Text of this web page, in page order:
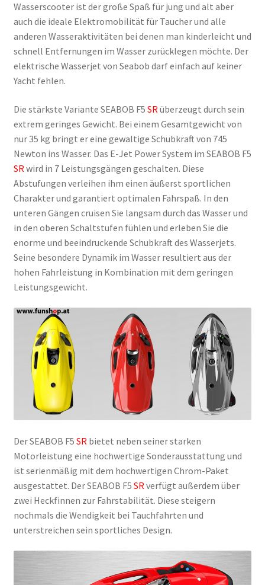
Wasserscooter ist der große Spaß für jung und alt aber
auch die ideale Elektromobilität für Taucher und alle
anderen Wasseraktivitäten bei denen man kinderleicht und
schnell Entfernungen im Wasser zurücklegen möchte. Der
elektrische Wasserjet von Seabob darf einfach auf keiner
Yacht fehlen.
Die stärkste Variante SEABOB F5 SR überzeugt durch sein
extrem geringes Gewicht. Bei einem Gesamtgewicht von
nur 35 kg bringt er eine gewaltige Schubkraft von 745
Newton ins Wasser. Das E-Jet Power System im SEABOB F5
SR wird in 7 Leistungsgängen geschalten. Diese
Abstufungen verleihen ihm einen äußerst sportlichen
Charakter und garantiert optimalen Fahrspaß. In den
unteren Gängen cruisen Sie langsam durch das Wasser und
in den oberen Schaltstufen fühlen und erleben Sie die
enorme und beeindruckende Schubkraft des Wasserjets.
Seine besondere Dynamik im Wasser resultiert aus der
hohen Fahrleistung in Kombination mit dem geringen
Leistungsgewicht.
Der SEABOB F5 SR bietet neben seiner starken
Motorleistung eine hochwertige Sonderausstattung und
ist serienmäßig mit dem hochwertigen Chrom-Paket
ausgestattet. Der SEABOB F5 SR verfügt außerdem über
zwei Heckfinnen zur Fahrstabilität. Diese steigern
nochmals die Wendigkeit bei Tauchfahrten und
unterstreichen sein sportliches Design.